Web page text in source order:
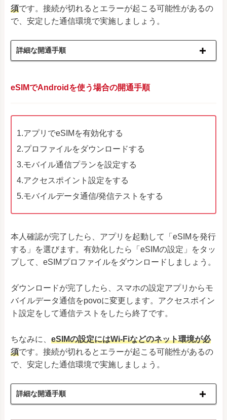
須です。接続が切れるとエラーが起こる可能性があるの
で、安定した通信環境で実施しましょう。
詳細な開通手順
eSIMでAndroidを使う場合の開通手順
1.アプリでeSIMを有効化する
2.プロファイルをダウンロードする
3.モバイル通信プランを設定する
4.アクセスポイント設定をする
5.モバイルデータ通信/発信テストをする
本人確認が完了したら、アプリを起動して「eSIMを発行
する」を選びます。有効化したら「eSIMの設定」をタッ
プして、eSIMプロファイルをダウンロードしましょう。
ダウンロードが完了したら、スマホの設定アプリからモ
バイルデータ通信をpovoに変更します。アクセスポイン
ト設定をして通信テストをしたら終了です。
ちなみに、 eSIMの設定にはWi-Fiなどのネット環境が必
須です。接続が切れるとエラーが起こる可能性があるの
で、安定した通信環境で実施しましょう。
詳細な開通手順